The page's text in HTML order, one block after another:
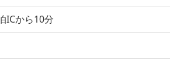
ICから10分